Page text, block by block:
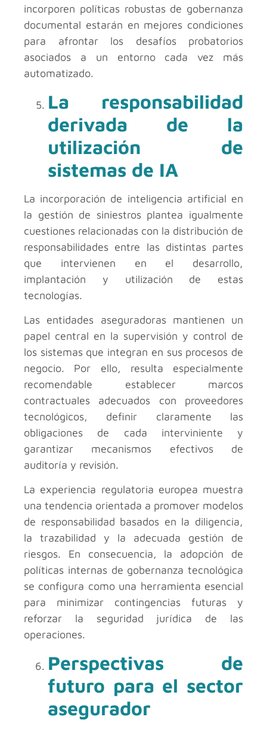
incorporen políticas robustas de gobernanza
documental estarán en mejores condiciones
para afrontar los desafíos probatorios
asociados a un entorno cada vez más
automatizado.
La responsabilidad
derivada de la
utilización de
sistemas de IA
La incorporación de inteligencia artificial en
la gestión de siniestros plantea igualmente
cuestiones relacionadas con la distribución de
responsabilidades entre las distintas partes
que intervienen en el desarrollo,
implantación y utilización de estas
tecnologías.
Las entidades aseguradoras mantienen un
papel central en la supervisión y control de
los sistemas que integran en sus procesos de
negocio. Por ello, resulta especialmente
recomendable establecer marcos
contractuales adecuados con proveedores
tecnológicos, definir claramente las
obligaciones de cada interviniente y
garantizar mecanismos efectivos de
auditoría y revisión.
La experiencia regulatoria europea muestra
una tendencia orientada a promover modelos
de responsabilidad basados en la diligencia,
la trazabilidad y la adecuada gestión de
riesgos. En consecuencia, la adopción de
políticas internas de gobernanza tecnológica
se configura como una herramienta esencial
para minimizar contingencias futuras y
reforzar la seguridad jurídica de las
operaciones.
Perspectivas de
futuro para el sector
asegurador